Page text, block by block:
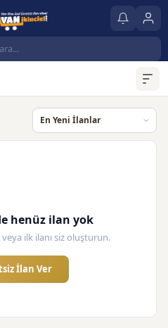
henüz ilan yok
ilk ilanı siz oluşturun.
İlan Ver